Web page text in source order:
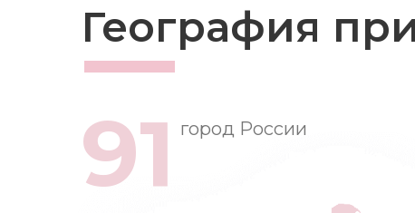
91 город России
География